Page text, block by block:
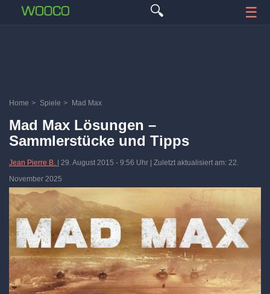
🔍 ☰
Home > Spiele > Mad Max
Mad Max Lösungen –
Sammlerstücke und Tipps
Jean Pierre B. 29. August 2015 - 9:56 Uhr | Zuletzt aktualisiert am: 22.
November 2025